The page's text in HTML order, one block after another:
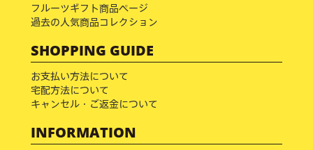
フルーツギフト商品ページ
過去の人気商品コレクション
SHOPPING GUIDE
お支払い方法について
宅配方法について
キャンセル・ご返金について
INFORMATION